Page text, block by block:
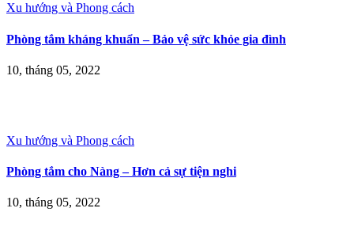
Xu hướng và Phong cách
Phòng tắm kháng khuẩn – Bảo vệ sức khỏe gia đình
10, tháng 05, 2022
Xu hướng và Phong cách
Phòng tắm cho Nàng – Hơn cả sự tiện nghi
10, tháng 05, 2022